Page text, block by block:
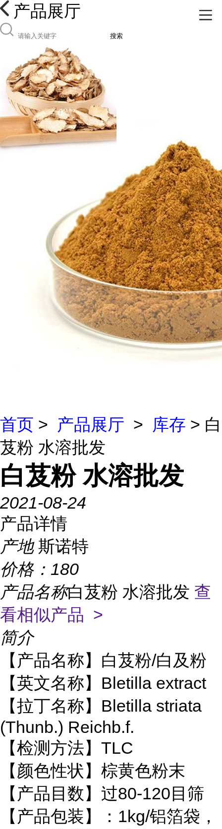
产品展厅
搜索
首页 > 产品展厅 > 库存 > 白
芨粉 水溶批发
白芨粉 水溶批发
2021-08-24
产品详情
产地 斯诺特
价格： 180
产品名称白芨粉 水溶批发 查
看相似产品 >
简介
【产品名称】白芨粉/白及粉
【英文名称】 Bletilla extract
【拉丁名称】 Bletilla striata
(Thunb.) Reichb.f.
【检测方法】 TLC
【颜色性状】棕黄色粉末
【产品目数】过80-120目筛
【产品包装】： 1kg/铝箔袋，